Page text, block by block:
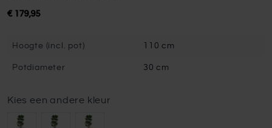
€ 179,95
Hoogte (incl. pot) 110 cm
Potdiameter 30 cm
Kies een andere kleur